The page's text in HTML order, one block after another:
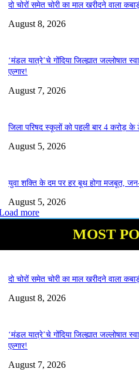
दो चोरों समेत चोरी का माल खरीदने वाला
August 8, 2026
‘मंडल यात्रे’चे गोंदिया जिल्ह्यात जल्लोषात
एल्गार!
August 7, 2026
जिला परिषद स्कूलों को पहली बार 4 करोड़
August 5, 2026
युवा शक्ति के दम पर हर बूथ होगा मजबूत,
August 5, 2026
more
MOST
दो चोरों समेत चोरी का माल खरीदने वाला
August 8, 2026
‘मंडल यात्रे’चे गोंदिया जिल्ह्यात जल्लोषात
एल्गार!
August 7, 2026